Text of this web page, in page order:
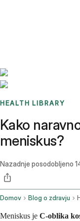
HEALTH LIBRARY
Kako
meniskus?
Nazadnje posodobljeno
Domov Blog o zdravju
Meniskus je C-oblika